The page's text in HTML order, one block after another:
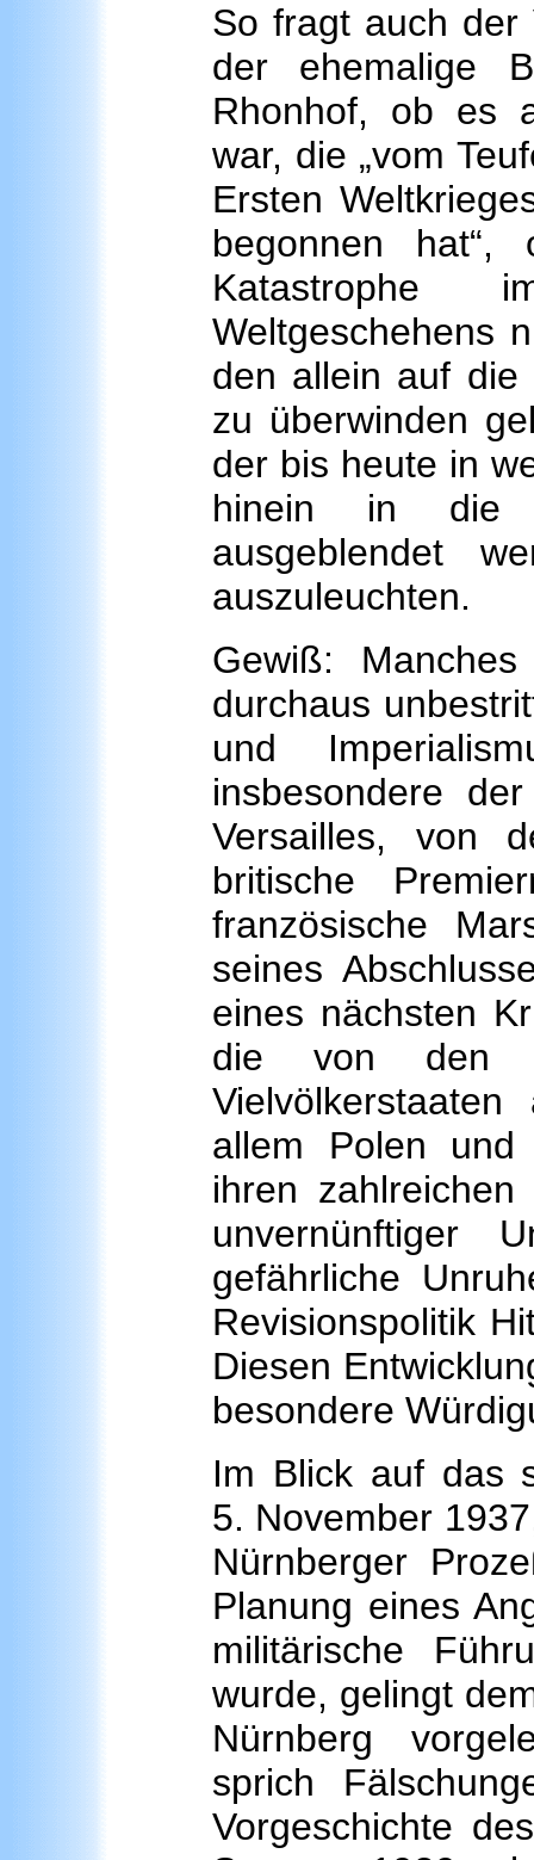
So fragt auch der
der ehemalige
Rhonhof, ob es
war, die „vom
Ersten
begonnen
Katastrophe
Weltgeschehens
den allein auf die
zu überwinden
der bis heute in
hinein in die
ausgeblendet
auszuleuchten.
Gewiß:
durchaus
und
insbesondere
Versailles, von
britische
französische
seines
eines nächsten
die von den
allem Polen und
ihren
unvernünftiger
gefährliche
Revisionspolitik
Diesen
besondere
Im Blick auf das
5. November
Nürnberger
Planung eines
militärische
wurde, gelingt
Nürnberg
sprich
Vorgeschichte